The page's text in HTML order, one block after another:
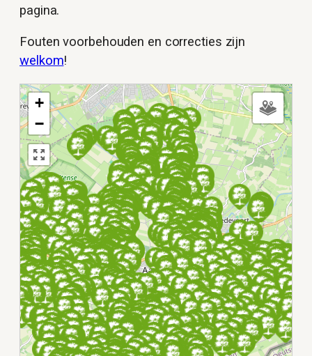
pagina.
Fouten voorbehouden en correcties zijn
welkom!
+
−